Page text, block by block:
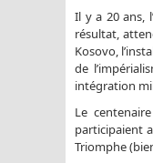
Il y a 20 ans,
résultat,
Kosovo,
de
intégration
Le
participaient
Triomphe